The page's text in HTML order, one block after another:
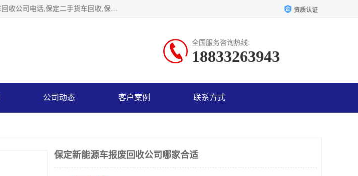
保定辉领再生资源回收有限公司主要经营保定旧车回收，保定报废汽车回收，保定报废汽车回收公司电话,保定二手货车回收,保定黄标车回收, 保定黄标车回收，保定哪里收报废车，保定废旧汽车回收，保定汽车报废手续办理，保定汽车解体厂。将通过采取区域限行促进淘汰、经济补助激励新、加大上路*法处罚、加强达标排放监管等综合措施，对老旧机动车逐步实行末位淘汰，加快老旧机动车淘汰新 资质认证
全国服务咨询热线:
18833263943
公司动态 客户案例 联系方式
保定新能源车报废回收公司哪家合适